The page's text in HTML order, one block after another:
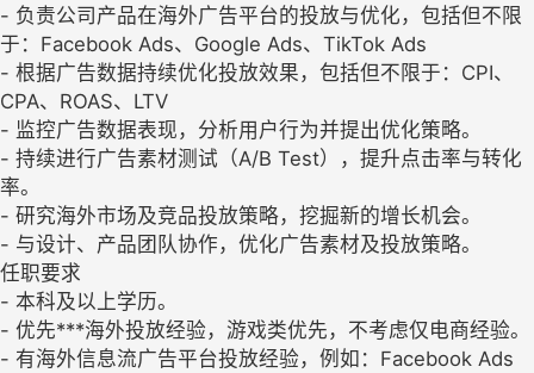
- 负责公司产品在海外广告平台的投放与优化，包括但不限
于：Facebook Ads、Google Ads、TikTok Ads
- 根据广告数据持续优化投放效果，包括但不限于：CPI、
CPA、ROAS、LTV
- 监控广告数据表现，分析用户行为并提出优化策略。
- 持续进行广告素材测试（A/B Test），提升点击率与转化
率。
- 研究海外市场及竞品投放策略，挖掘新的增长机会。
- 与设计、产品团队协作，优化广告素材及投放策略。
任职要求
- 本科及以上学历。
- 优先***海外投放经验，游戏类优先，不考虑仅电商经验。
- 有海外信息流广告平台投放经验，例如：Facebook Ads